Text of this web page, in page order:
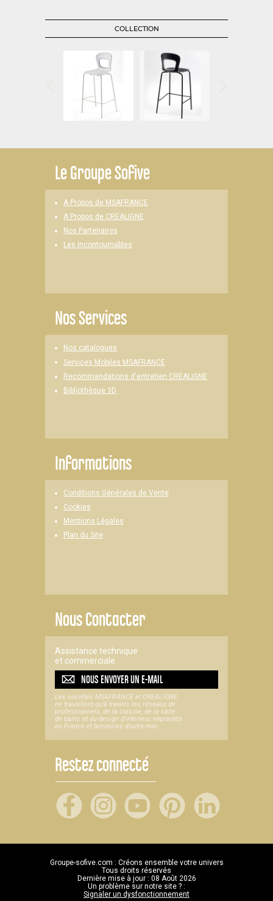
COLLECTION
LeGroupe Sofive
A Propos de MSAFRANCE
A Propos de CREALIGNE
Nos Partenaires
Les Incontournables
Nos Services
Nos catalogues
Services Mobiles MSAFRANCE
Recommandations d'entretien CREALIGNE
Bibliothèque 3D
Informations
Conditions Générales de Vente
Cookies
Mentions Légales
Plan du Site
Nous Contacter
Assistance technique
et commerciale
NOUS ENVOYER UNE-MAIL
Les sociétés MSAFRANCE et CREALIGNE
ne travaillent qu'à travers les réseaux de
professionnels, de la cuisine, de la salle
de bains et du design d'intérieur, implantés
en France et territoires d’outre-mer.
Restez connecté
Groupe-sofive.com : Créons ensemble votre univers
Tous droits réservés
Dernière mise à jour : 08 Août 2026
Un problème sur notre site ? :
Signaler un dysfonctionnement